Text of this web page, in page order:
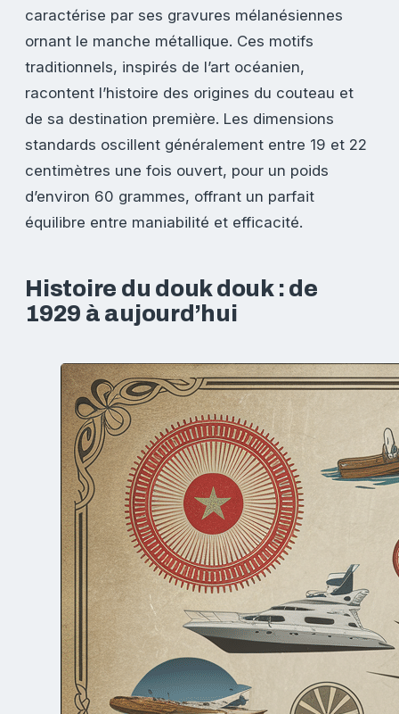
caractérise par ses gravures mélanésiennes
ornant le manche métallique. Ces motifs
traditionnels, inspirés de l’art océanien,
racontent l’histoire des origines du couteau et
de sa destination première. Les dimensions
standards oscillent généralement entre 19 et 22
centimètres une fois ouvert, pour un poids
d’environ 60 grammes, offrant un parfait
équilibre entre maniabilité et efficacité.
Histoire du douk douk : de
1929 à aujourd’hui